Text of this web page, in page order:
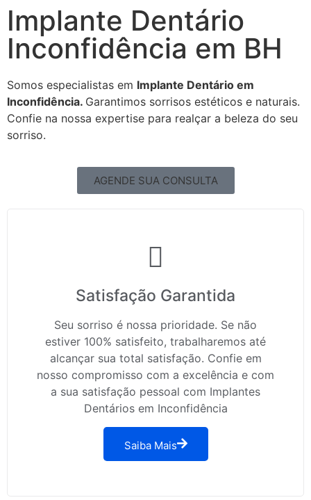
Implante Dentário
Inconfidência em BH
Somos especialistas em Implante Dentário em
Inconfidência. Garantimos sorrisos estéticos e naturais.
Confie na nossa expertise para realçar a beleza do seu
sorriso.
AGENDE SUA CONSULTA
Satisfação Garantida
Seu sorriso é nossa prioridade. Se não
estiver 100% satisfeito, trabalharemos até
alcançar sua total satisfação. Confie em
nosso compromisso com a excelência e com
a sua satisfação pessoal com Implantes
Dentários em Inconfidência
Saiba Mais